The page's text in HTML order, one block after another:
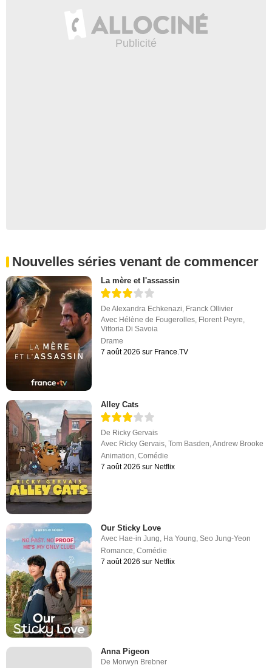
Nouvelles séries venant de commencer
La mère et l'assassin
DeAlexandra Echkenazi, Franck Ollivier
Avec Hélène de Fougerolles, Florent Peyre,
Vittoria Di Savoia
Drame
7 août 2026 sur France.TV
Alley Cats
De Ricky Gervais
Avec Ricky Gervais ,Tom Basden ,Andrew Brooke
Animation ,Comédie
7 août 2026 sur Netflix
Our Sticky Love
Avec Hae-in Jung, Ha Young,Seo Jung-Yeon
Romance,Comédie
7 août 2026 sur Netflix
Anna Pigeon
De Morwyn Brebner